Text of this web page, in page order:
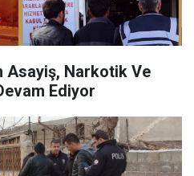
Asayiş, Narkotik Ve
Ediyor